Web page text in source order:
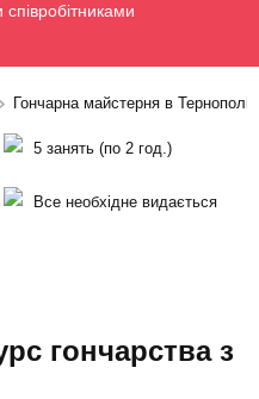
Гончарна майстерня в Тернополі
5 занять (по 2 год.)
Все необхідне видається
гончарства з